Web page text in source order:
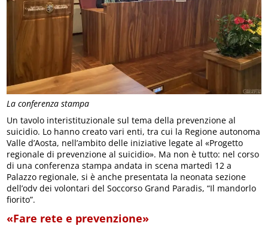
La conferenza stampa
Un tavolo interistituzionale sul tema della prevenzione al
suicidio. Lo hanno creato vari enti, tra cui la Regione autonoma
Valle d’Aosta, nell’ambito delle iniziative legate al «Progetto
regionale di prevenzione al suicidio». Ma non è tutto: nel corso
di una conferenza stampa andata in scena martedì 12 a
Palazzo regionale, si è anche presentata la neonata sezione
dell’odv dei volontari del Soccorso Grand Paradis, “Il mandorlo
fiorito”.
«Fare rete e prevenzione»